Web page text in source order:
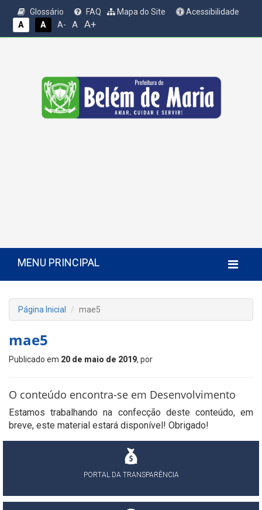
Glossário FAQ Mapa do Site
Acessibilidade
A
A A- A A+
MENU PRINCIPAL
Página Inicial mae5
mae5
Publicado em 20 de maio de 2019, por
O conteúdo encontra-se em Desenvolvimento
Estamos trabalhando na confecção deste conteúdo, em
breve, este material estará disponível! Obrigado!
PORTAL DA TRANSPARÊNCIA